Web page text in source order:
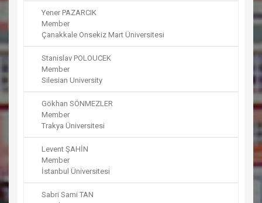
Yener PAZARCIK
Member
Çanakkale Onsekiz Mart Üniversitesi
Stanislav POLOUCEK
Member
Silesian University
Gökhan SÖNMEZLER
Member
Trakya Üniversitesi
Levent ŞAHİN
Member
İstanbul Üniversitesi
Sabri Sami TAN